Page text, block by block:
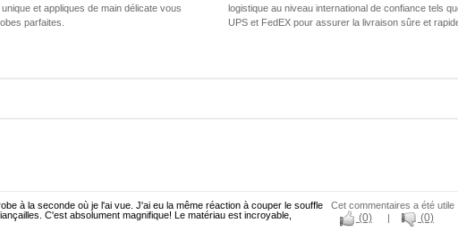
et appliques de main délicate vous
parfaites.
logistique au niveau international de confiance tels
UPS et FedEX pour assurer la livraison sûre et
à la seconde où je l'ai vue. J'ai eu la même réaction à couper le souffle
C'est absolument magnifique! Le matériau est incroyable,
Cet commentaires a été utile
(0) | (0)